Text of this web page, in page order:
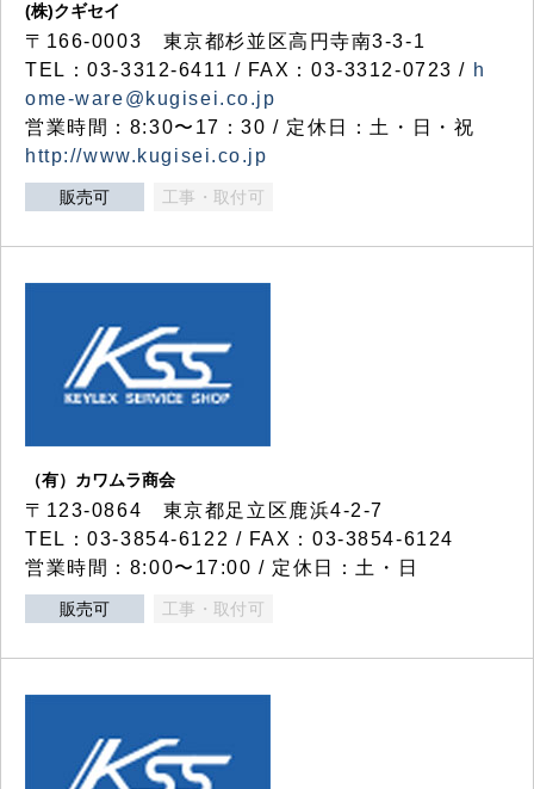
(株)クギセイ
〒166-0003 東京都杉並区高円寺南3-3-1
TEL：03-3312-6411 / FAX：03-3312-0723 / h
ome-ware@kugisei.co.jp
営業時間：8:30〜17：30 / 定休日：土・日・祝
http://www.kugisei.co.jp
販売可 工事・取付可
（有）カワムラ商会
〒123-0864 東京都足立区鹿浜4-2-7
TEL：03-3854-6122 / FAX：03-3854-6124
営業時間：8:00〜17:00 / 定休日：土・日
販売可 工事・取付可